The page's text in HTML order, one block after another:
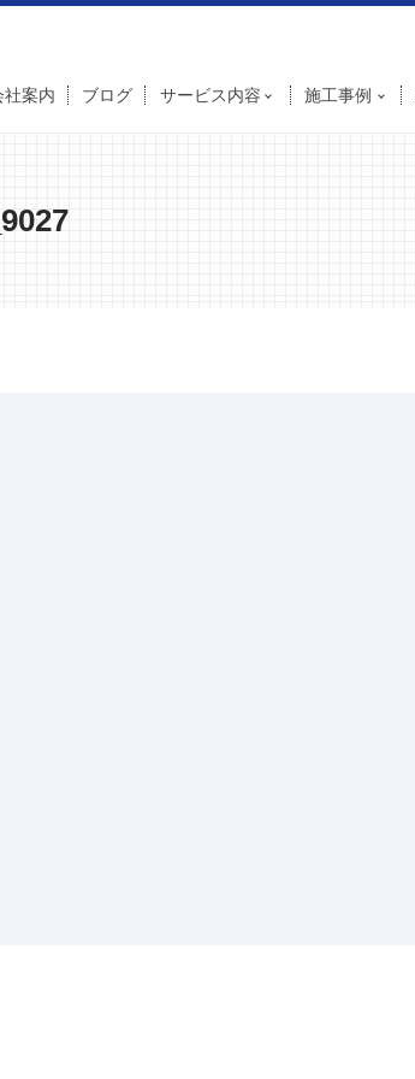
社案内 ブログ サービス内容 施工事例